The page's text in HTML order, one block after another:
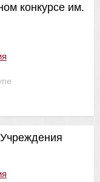
конкурсе им.